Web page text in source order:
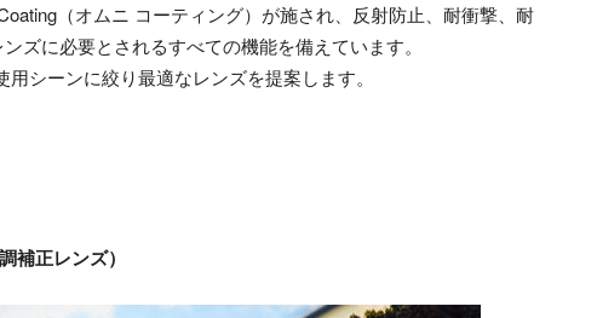
（オムニ コーティング）が施され、反射防止、耐衝撃、耐
ズに必要とされるすべての機能を備えています。
シーンに絞り最適なレンズを提案します。
補正レンズ）